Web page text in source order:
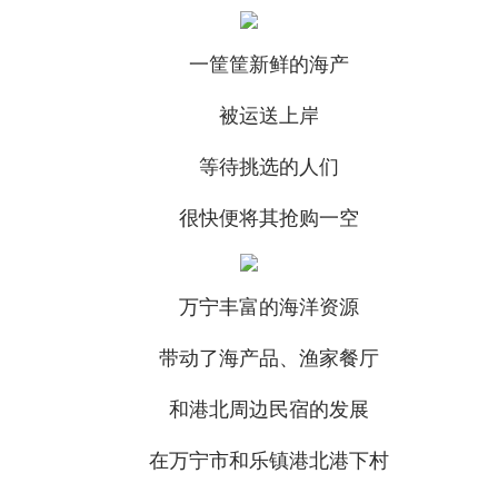
一筐筐新鲜的海产
被运送上岸
等待挑选的人们
很快便将其抢购一空
万宁丰富的海洋资源
带动了海产品、渔家餐厅
和港北周边民宿的发展
在万宁市和乐镇港北港下村